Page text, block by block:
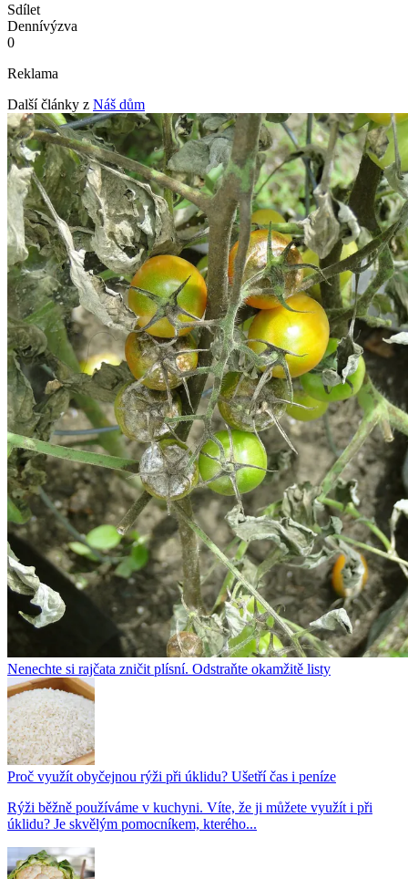
Sdílet
Dennívýzva
0
Reklama
Další články z Náš dům
Nenechte si rajčata zničit plísní. Odstraňte okamžitě listy
Proč využít obyčejnou rýži při úklidu? Ušetří čas i peníze
Rýži běžně používáme v kuchyni. Víte, že ji můžete využít i při
úklidu? Je skvělým pomocníkem, kterého...